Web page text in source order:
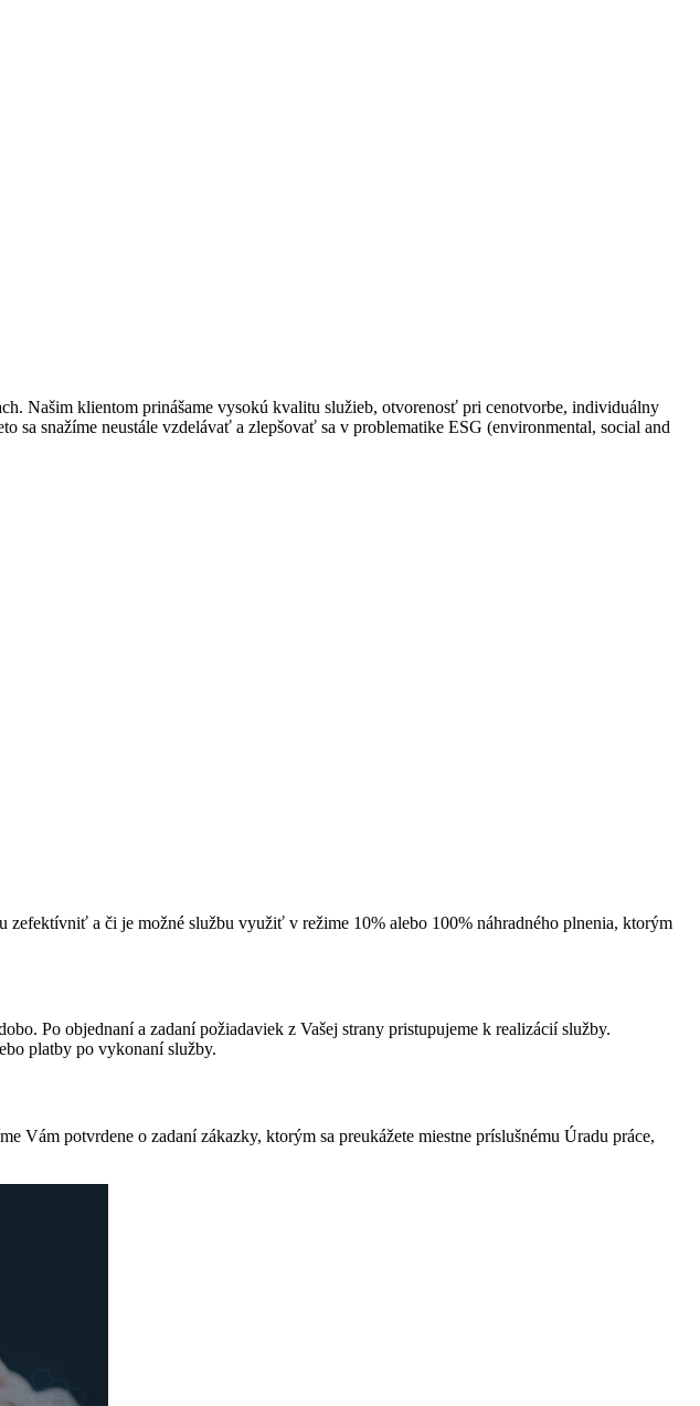
Našim klientom prinášame vysokú kvalitu služieb, otvorenosť pri cenotvorbe, individuálny
sa snažíme neustále vzdelávať a zlepšovať sa v problematike ESG (environmental, social and
a či je možné službu využiť v režime 10% alebo 100% náhradného plnenia, ktorým
Po objednaní a zadaní požiadaviek z Vašej strany pristupujeme k realizácií služby.
platby po vykonaní služby.
potvrdene o zadaní zákazky, ktorým sa preukážete miestne príslušnému Úradu práce,